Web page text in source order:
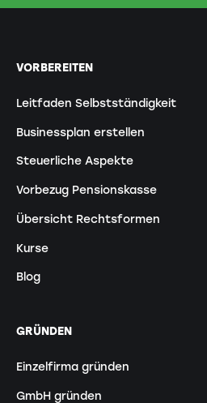
VORBEREITEN
Leitfaden Selbstständigkeit
Businessplan erstellen
Steuerliche Aspekte
Vorbezug Pensionskasse
Übersicht Rechtsformen
Kurse
Blog
GRÜNDEN
Einzelfirma gründen
GmbH gründen